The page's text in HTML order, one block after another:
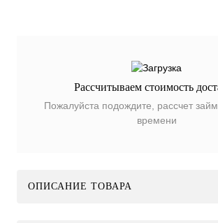
Рассчитываем стоимость
Пожалуйста подождите, рассчет
времени
ОПИСАНИЕ ТОВАРА